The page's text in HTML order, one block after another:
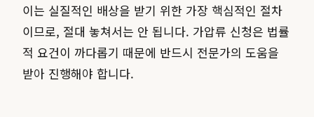
이는 실질적인 배상을 받기 위한 가장 핵심적인 절차
이므로, 절대 놓쳐서는 안 됩니다. 가압류 신청은 법률
적 요건이 까다롭기 때문에 반드시 전문가의 도움을
받아 진행해야 합니다.